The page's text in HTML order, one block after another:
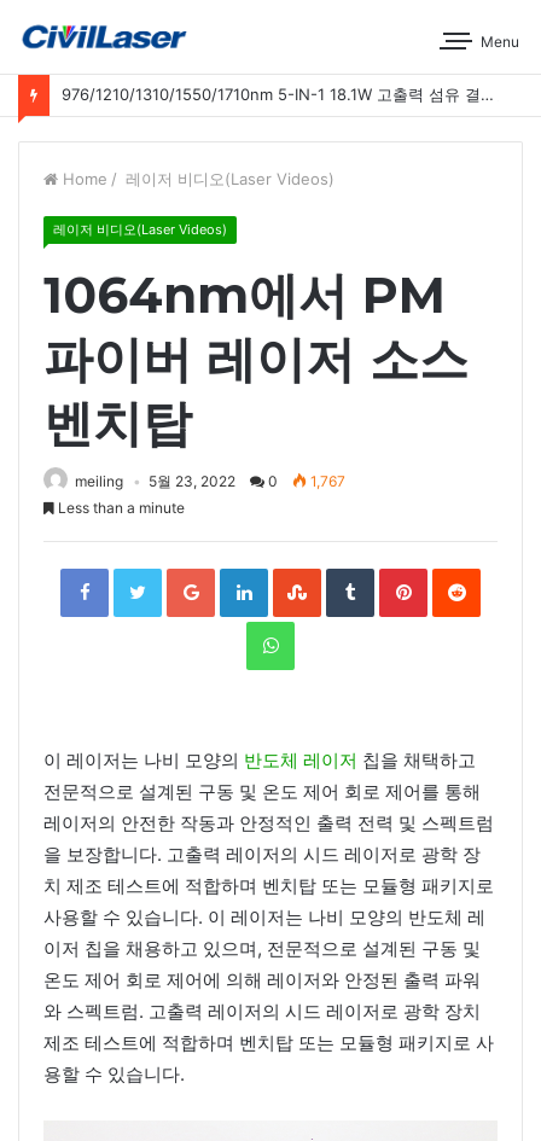
Menu
976/1210/1310/1550/1710nm 5-IN-1 18.1W 고출력 섬유 결합 레이저 운영 시연
Home / 레이저 비디오(Laser Videos)
레이저 비디오(Laser Videos)
1064nm에서 PM
파이버 레이저 소스
벤치탑
meiling 5월 23, 2022 0
1,767
Less than a minute
FacebookTwitterGoogle+LinkedInStumbleUpon
TumblrPinterestReddit
WhatsApp
이 레이저는 나비 모양의 반도체 레이저 칩을 채택하고
전문적으로 설계된 구동 및 온도 제어 회로 제어를 통해
레이저의 안전한 작동과 안정적인 출력 전력 및 스펙트럼
을 보장합니다. 고출력 레이저의 시드 레이저로 광학 장
치 제조 테스트에 적합하며 벤치탑 또는 모듈형 패키지로
사용할 수 있습니다. 이 레이저는 나비 모양의 반도체 레
이저 칩을 채용하고 있으며, 전문적으로 설계된 구동 및
온도 제어 회로 제어에 의해 레이저와 안정된 출력 파워
와 스펙트럼. 고출력 레이저의 시드 레이저로 광학 장치
제조 테스트에 적합하며 벤치탑 또는 모듈형 패키지로 사
용할 수 있습니다.